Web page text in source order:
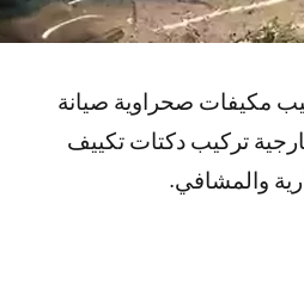
مكيفات صحراوية صيانة
تركيب دكتات تكييف
والمشافي.